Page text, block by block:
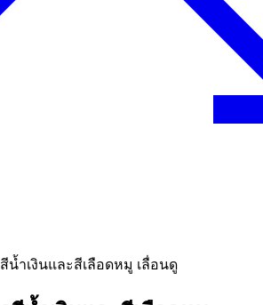
น้ำเงินและสีเลือดหมู เลื่อนดู